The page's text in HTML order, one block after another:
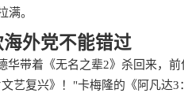
满。
外党不能错过
带着《无名之辈2》杀回来，
艺复兴》！"卡梅隆的《阿凡达3